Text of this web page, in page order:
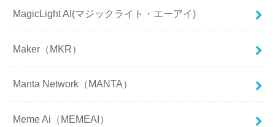
MagicLight AI(マジックライト・エーアイ)
Maker（MKR）
Manta Network（MANTA）
Meme Ai（MEMEAI）